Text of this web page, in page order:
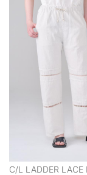
C/L LADDER LACE